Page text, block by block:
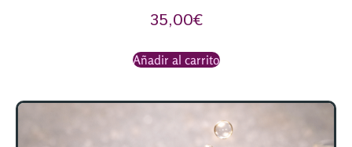
35,00€
Añadir al carrito